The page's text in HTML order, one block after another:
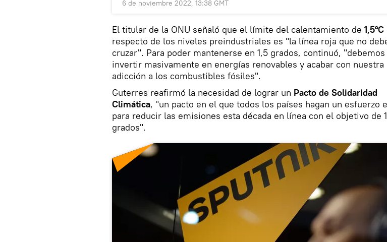
6 de noviembre 2022, 13:38 GMT
El titular de la ONU señaló que el límite del calentamiento de 1,5°C
respecto de los niveles preindustriales es "la línea roja que no
cruzar". Para poder mantenerse en 1,5 grados, continuó, "debemos
invertir masivamente en energías renovables y acabar con nuestra
adicción a los combustibles fósiles".
Guterres reafirmó la necesidad de lograr un Pacto de Solidaridad
Climática, "un pacto en el que todos los países hagan un esfuerzo
para reducir las emisiones esta década en línea con el objetivo de
grados".